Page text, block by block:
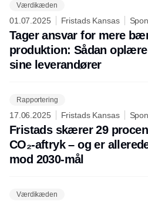
Værdikæden
01.07.2025 Fristads Kansas
Tager ansvar for mere
produktion: Sådan
sine leverandører
Rapportering
17.06.2025 Fristads Kansas
Fristads skærer 29
CO₂-aftryk – og er
mod 2030-mål
Værdikæden